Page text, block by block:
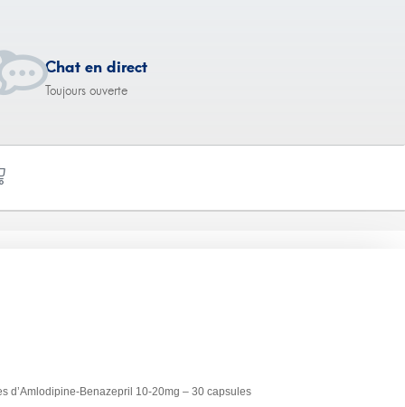
Chat en direct
Toujours ouverte
d’Amlodipine-Benazepril 10-20mg – 30 capsules